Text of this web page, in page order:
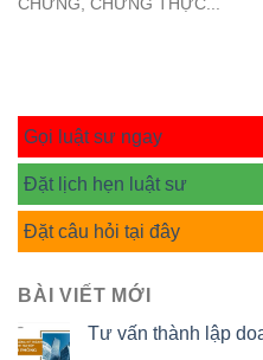
CHỨNG, CHỨNG THỰC...
Gọi luật sư ngay
Đặt lịch hẹn luật sư
Đặt câu hỏi tại đây
BÀI VIẾT MỚI
Tư vấn thành lập